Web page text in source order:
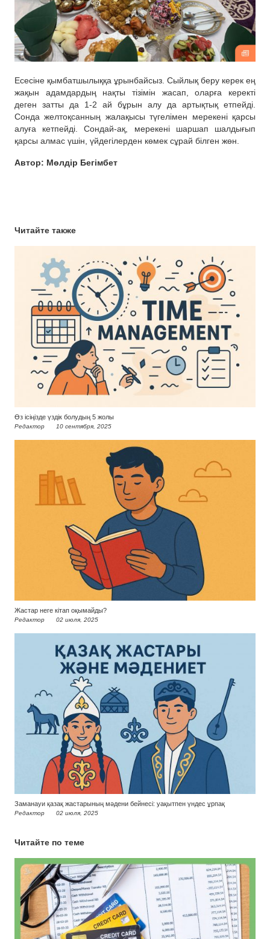
Есесіне қымбатшылыққа ұрынбайсыз. Сыйлық беру керек ең
жақын адамдардың нақты тізімін жасап, оларға керекті
деген затты да 1-2 ай бұрын алу да артықтық етпейді.
Сонда желтоқсанның жалақысы түгелімен мерекені қарсы
алуға кетпейді. Сондай-ақ, мерекені шаршап шалдығып
қарсы алмас үшін, үйдегілерден көмек сұрай білген жөн.
Автор: Мөлдір Бегімбет
Читайте также
Өз ісіңізде үздік болудың 5 жолы
Редактор 10 сентября, 2025
Жастар неге кітап оқымайды?
Редактор 02 июля, 2025
Заманауи қазақ жастарының мәдени бейнесі: уақытпен үндес ұрпақ
Редактор 02 июля, 2025
Читайте по теме